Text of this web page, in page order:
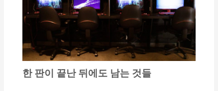
한 판이 끝난 뒤에도 남는 것들